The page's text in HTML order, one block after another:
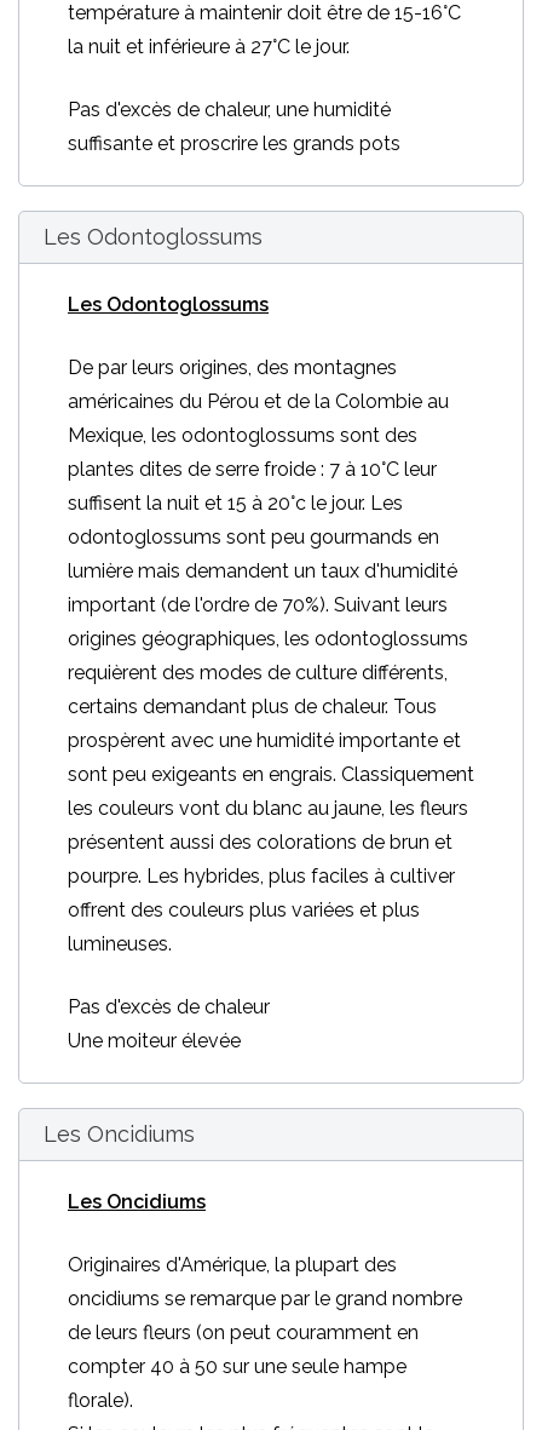
température à maintenir doit être de 15-16°C
la nuit et inférieure à 27°C le jour.
Pas d'excès de chaleur, une humidité
suffisante et proscrire les grands pots
Les Odontoglossums
Les Odontoglossums
De par leurs origines, des montagnes
américaines du Pérou et de la Colombie au
Mexique, les odontoglossums sont des
plantes dites de serre froide : 7 à 10°C leur
suffisent la nuit et 15 à 20°c le jour. Les
odontoglossums sont peu gourmands en
lumière mais demandent un taux d'humidité
important (de l'ordre de 70%). Suivant leurs
origines géographiques, les odontoglossums
requièrent des modes de culture différents,
certains demandant plus de chaleur. Tous
prospèrent avec une humidité importante et
sont peu exigeants en engrais. Classiquement
les couleurs vont du blanc au jaune, les fleurs
présentent aussi des colorations de brun et
pourpre. Les hybrides, plus faciles à cultiver
offrent des couleurs plus variées et plus
lumineuses.
Pas d'excès de chaleur
Une moiteur élevée
Les Oncidiums
Les Oncidiums
Originaires d'Amérique, la plupart des
oncidiums se remarque par le grand nombre
de leurs fleurs (on peut couramment en
compter 40 à 50 sur une seule hampe
florale).